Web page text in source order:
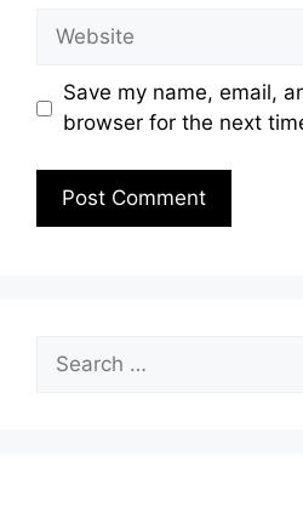
Website
Save my name, email,
browser for the next
for: